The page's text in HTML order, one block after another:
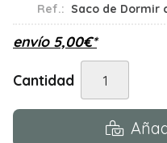
Ref.: Saco de Dormir
envío 5,00€*
Cantidad